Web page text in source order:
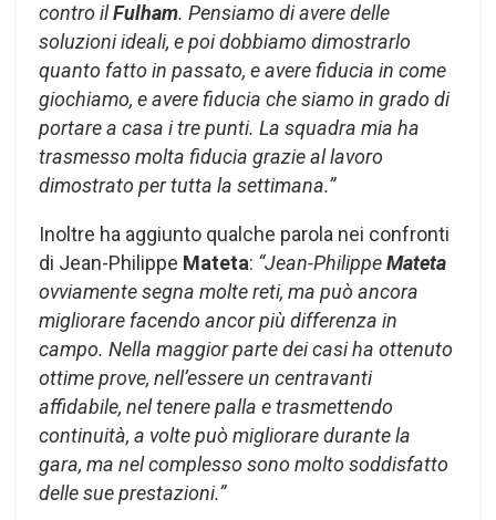
contro ilFulham. Pensiamo di avere delle
soluzioni ideali, e poi dobbiamo dimostrarlo
quanto fatto in passato, e avere fiducia in come
giochiamo, e avere fiducia che siamo in grado di
portare a casa i tre punti. La squadra mia ha
trasmesso molta fiducia grazie al lavoro
dimostrato per tutta la settimana.”
Inoltre ha aggiunto qualche parola nei confronti
di Jean-Philippe Mateta: “Jean-PhilippeMateta
ovviamente segna molte reti, ma può ancora
migliorare facendo ancor più differenza in
campo. Nella maggior parte dei casi ha ottenuto
ottime prove, nell’essere un centravanti
affidabile, nel tenere palla e trasmettendo
continuità, a volte può migliorare durante la
gara, ma nel complesso sono molto soddisfatto
delle sue prestazioni.”